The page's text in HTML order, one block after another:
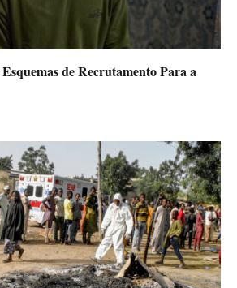
de Recrutamento Para a